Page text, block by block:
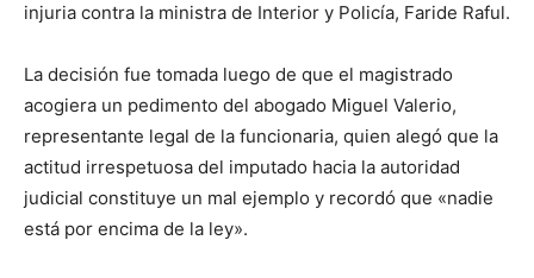
injuria contra la ministra de Interior y Policía, Faride Raful.
La decisión fue tomada luego de que el magistrado
acogiera un pedimento del abogado Miguel Valerio,
representante legal de la funcionaria, quien alegó que la
actitud irrespetuosa del imputado hacia la autoridad
judicial constituye un mal ejemplo y recordó que «nadie
está por encima de la ley».